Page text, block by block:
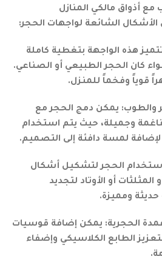
أذواق مالكي المنازل
الشائعة لواجهات الحجر:
هذه الواجهة بتغطية كاملة
كان الحجر الطبيعي أو الصناعي.
قوياً وفخماً للمنزل.
والطوب: يمكن دمج الحجر مع
وجميلة، حيث يتم استخدام
لإضافة لمسة دافئة إلى التصميم.
الحجر لتشكيل أشكال
أو الأوتاد لتجديد
ومميزة.
الحجرية: يمكن إضافة قوسيات
الطابع الكلاسيكي وإضفاء